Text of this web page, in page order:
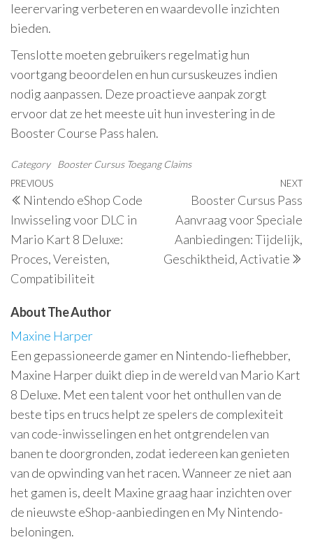
leerervaring verbeteren en waardevolle inzichten
bieden.
Tenslotte moeten gebruikers regelmatig hun
voortgang beoordelen en hun cursuskeuzes indien
nodig aanpassen. Deze proactieve aanpak zorgt
ervoor dat ze het meeste uit hun investering in de
Booster Course Pass halen.
Category Booster Cursus Toegang Claims
Post
navigation
Previous
Post
PREVIOUS
Nintendo eShop Code
Inwisseling voor DLC in
Mario Kart 8 Deluxe:
Proces, Vereisten,
Compatibiliteit
NEXT
Booster Cursus Pass
Aanvraag voor Speciale
Aanbiedingen: Tijdelijk,
Geschiktheid, Activatie
About The Author
Maxine Harper
Een gepassioneerde gamer en Nintendo-liefhebber,
Maxine Harper duikt diep in de wereld van Mario Kart
8 Deluxe. Met een talent voor het onthullen van de
beste tips en trucs helpt ze spelers de complexiteit
van code-inwisselingen en het ontgrendelen van
banen te doorgronden, zodat iedereen kan genieten
van de opwinding van het racen. Wanneer ze niet aan
het gamen is, deelt Maxine graag haar inzichten over
de nieuwste eShop-aanbiedingen en My Nintendo-
beloningen.